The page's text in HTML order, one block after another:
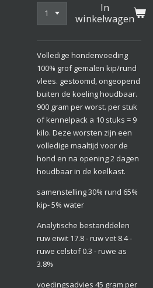
In
winkelwagen
Volledige hondenvoeding
100% grof gemalen kip/rund
vlees. gestoomd, ongeopend
buiten de koeling houdbaar.
900 gram per worst. per stuk
of kennelpack a 10 stuks = 9
kilo. Deze worsten zijn een
volledige maaltijd voor de
hond en na opening 2 dagen
houdbaar in de koelkast.
samenstelling 30% rund 65%
kip- 5% water
Analytische bestanddelen
ruw eiwit 17.8 - ruw vet 8.4 -
ruwe celstof 0.3 - ruwe as
3.8%
voedingsadvies 45 gram per